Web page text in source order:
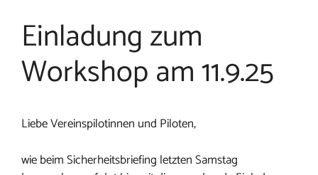
Einladung zum
Workshop am 11.9.25
Liebe Vereinspilotinnen und Piloten,
wie beim Sicherheitsbriefing letzten Samstag